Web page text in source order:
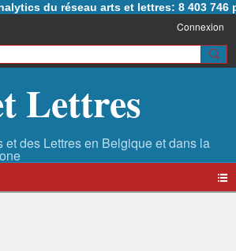
du réseau arts et lettres: 8 403 746
Connexion
Lettres